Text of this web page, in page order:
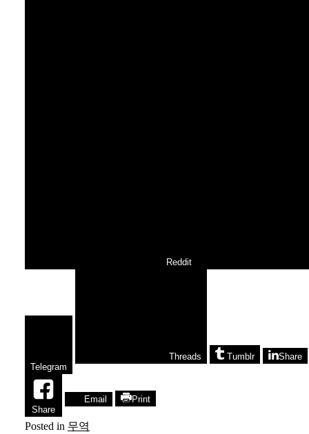
Reddit
Telegram
Threads Tumblr Share
Share
Email Print
Posted in 무역